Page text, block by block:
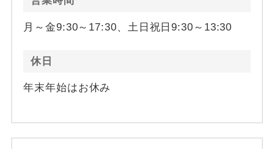
月～金9:30～17:30、土日祝日9:30～13:30
休日
年末年始はお休み